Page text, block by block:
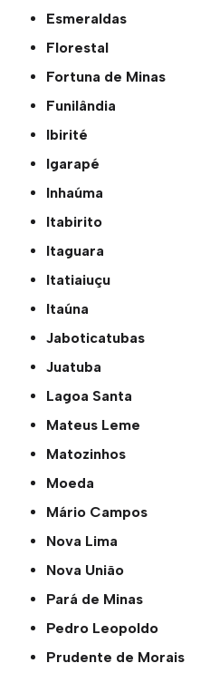
Esmeraldas
Florestal
Fortuna de Minas
Funilândia
Ibirité
Igarapé
Inhaúma
Itabirito
Itaguara
Itatiaiuçu
Itaúna
Jaboticatubas
Juatuba
Lagoa Santa
Mateus Leme
Matozinhos
Moeda
Mário Campos
Nova Lima
Nova União
Pará de Minas
Pedro Leopoldo
Prudente de Morais